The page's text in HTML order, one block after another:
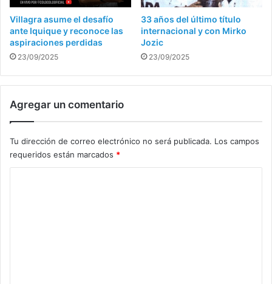
Villagra asume el desafío
ante Iquique y reconoce las
aspiraciones perdidas
23/09/2025
33 años del último título
internacional y con Mirko
Jozic
23/09/2025
Agregar un comentario
Tu dirección de correo electrónico no será publicada. Los campos
requeridos están marcados *